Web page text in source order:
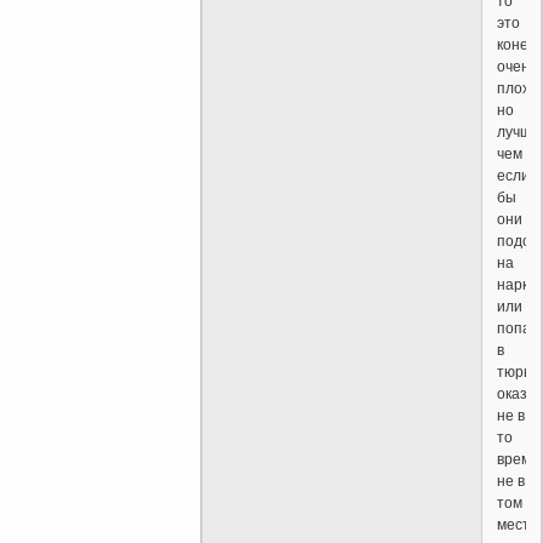
это
очень
плохо
но
лучше
чем
если
бы
они
на
или
в
не в
то
время
не в
том
месте.